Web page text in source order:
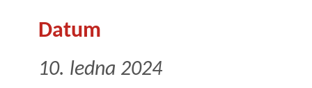
Datum
10. ledna 2024